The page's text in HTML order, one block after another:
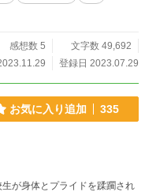
感想数 5
文字数 49,692
登録日 2023.07.29
お気に入り追加 335
生が身体とプライドを蹂躙され